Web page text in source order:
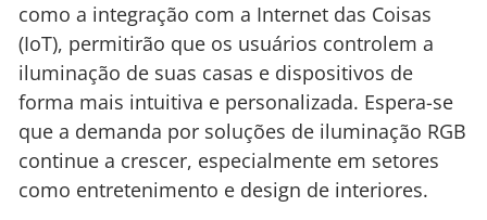
como a integração com a Internet das Coisas
(IoT), permitirão que os usuários controlem a
iluminação de suas casas e dispositivos de
forma mais intuitiva e personalizada. Espera-se
que a demanda por soluções de iluminação RGB
continue a crescer, especialmente em setores
como entretenimento e design de interiores.